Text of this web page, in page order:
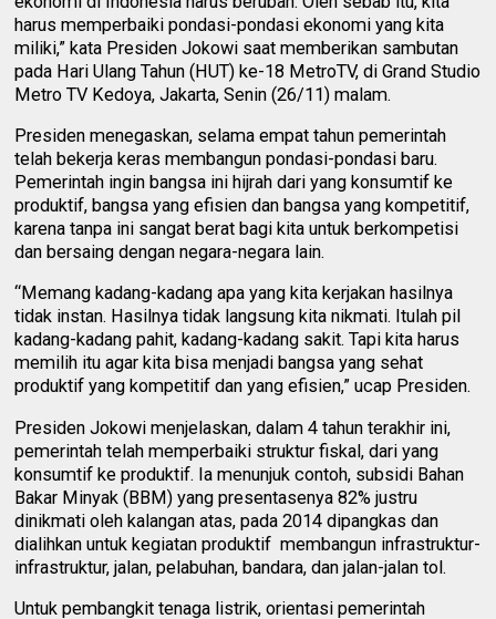
harus memperbaiki pondasi-pondasi ekonomi yang kita
miliki,” kata Presiden Jokowi saat memberikan sambutan
pada Hari Ulang Tahun (HUT) ke-18 MetroTV, di Grand Studio
Metro TV Kedoya, Jakarta, Senin (26/11) malam.
Presiden menegaskan, selama empat tahun pemerintah
telah bekerja keras membangun pondasi-pondasi baru.
Pemerintah ingin bangsa ini hijrah dari yang konsumtif ke
produktif, bangsa yang efisien dan bangsa yang kompetitif,
karena tanpa ini sangat berat bagi kita untuk berkompetisi
dan bersaing dengan negara-negara lain.
“Memang kadang-kadang apa yang kita kerjakan hasilnya
tidak instan. Hasilnya tidak langsung kita nikmati. Itulah pil
kadang-kadang pahit, kadang-kadang sakit. Tapi kita harus
memilih itu agar kita bisa menjadi bangsa yang sehat
produktif yang kompetitif dan yang efisien,” ucap Presiden.
Presiden Jokowi menjelaskan, dalam 4 tahun terakhir ini,
pemerintah telah memperbaiki struktur fiskal, dari yang
konsumtif ke produktif. Ia menunjuk contoh, subsidi Bahan
Bakar Minyak (BBM) yang presentasenya 82% justru
dinikmati oleh kalangan atas, pada 2014 dipangkas dan
dialihkan untuk kegiatan produktif membangun infrastruktur-
infrastruktur, jalan, pelabuhan, bandara, dan jalan-jalan tol.
Untuk pembangkit tenaga listrik, orientasi pemerintah